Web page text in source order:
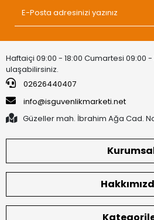
Haftaiçi 09:00 - 18:00 Cumartesi 09:00
ulaşabilirsiniz.
02626440407
info@isguvenlikmarketi.net
Güzeller mah. İbrahim Ağa Cad.